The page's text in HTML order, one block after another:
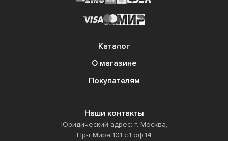
Каталог
О магазине
Покупателям
Наши контакты
Юридический адрес: г. Москва,
Пр-т Мира 101 с.1 оф.14